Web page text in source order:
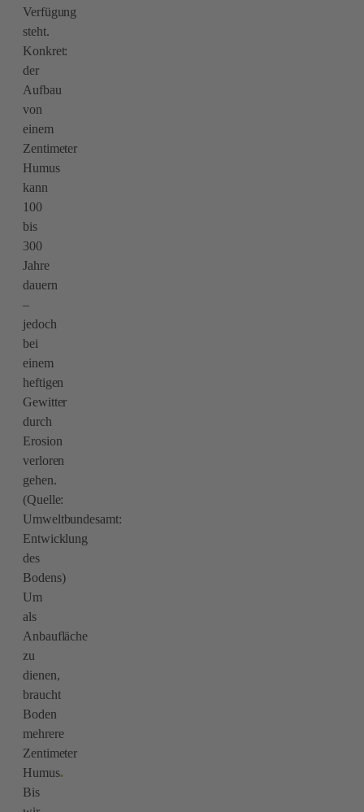
Verfügung
steht.
Konkret:
der
Aufbau
von
einem
Zentimeter
Humus
kann
100
bis
300
Jahre
dauern
–
jedoch
bei
einem
heftigen
Gewitter
durch
Erosion
verloren
gehen.
(Quelle:
Umweltbundesamt:
Entwicklung
des
Bodens)
Um
als
Anbaufläche
zu
dienen,
braucht
Boden
mehrere
Zentimeter
Humus.
Bis